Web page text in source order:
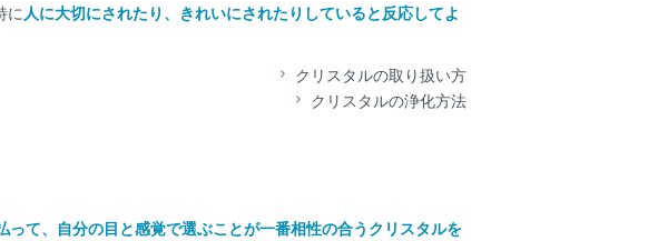
に人に大切にされたり、きれいにされたりしていると反応してよ
クリスタルの取り扱い方
クリスタルの浄化方法
て、自分の目と感覚で選ぶことが一番相性の合うクリスタルを